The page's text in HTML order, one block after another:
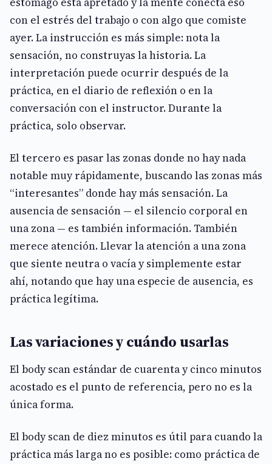
con el estrés del trabajo o con algo que comiste
ayer. La instrucción es más simple: nota la
sensación, no construyas la historia. La
interpretación puede ocurrir después de la
práctica, en el diario de reflexión o en la
conversación con el instructor. Durante la
práctica, solo observar.
El tercero es pasar las zonas donde no hay nada
notable muy rápidamente, buscando las zonas más
“interesantes” donde hay más sensación. La
ausencia de sensación — el silencio corporal en
una zona — es también información. También
merece atención. Llevar la atención a una zona
que siente neutra o vacía y simplemente estar
ahí, notando que hay una especie de ausencia, es
práctica legítima.
Las variaciones y cuándo usarlas
El body scan estándar de cuarenta y cinco minutos
acostado es el punto de referencia, pero no es la
única forma.
El body scan de diez minutos es útil para cuando la
práctica más larga no es posible: como práctica de